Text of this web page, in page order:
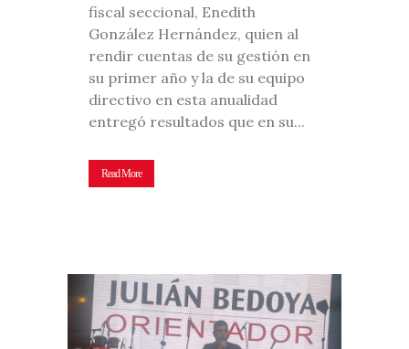
fiscal seccional, Enedith
González Hernández, quien al
rendir cuentas de su gestión en
su primer año y la de su equipo
directivo en esta anualidad
entregó resultados que en su...
Read More